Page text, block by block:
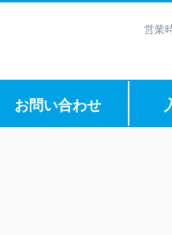
営業
お問い合わせ